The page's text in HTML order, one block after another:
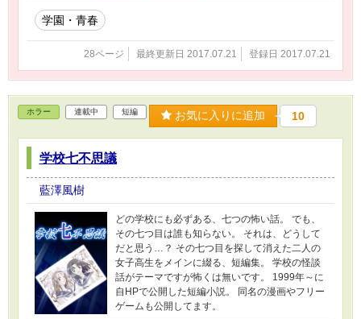
学園・青春
28ページ 最終更新日 2017.07.21 登録日 2017.07.21
ホラー 連載中 短編 お気に入りに追加 10
学校七不思議
藍澤風樹
どの学校にも必ずある、七つの怖い話。 でも、
その七つ目は誰も知らない。 それは、どうして
だと思う…？ その七つ目を探して消えた二人の
女子高生をメインに綴る、短編集。 学校の怪談
話がテーマですが怖くは無いです。 1999年～に
自HPで公開した短編小説。 同名の漫画やフリー
ゲームも公開してます。